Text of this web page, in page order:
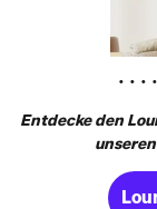
• • •
Entdecke den